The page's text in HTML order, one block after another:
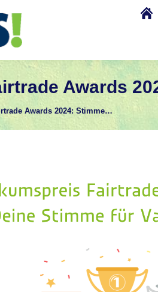
Awards
Awards 2024: Stimme…